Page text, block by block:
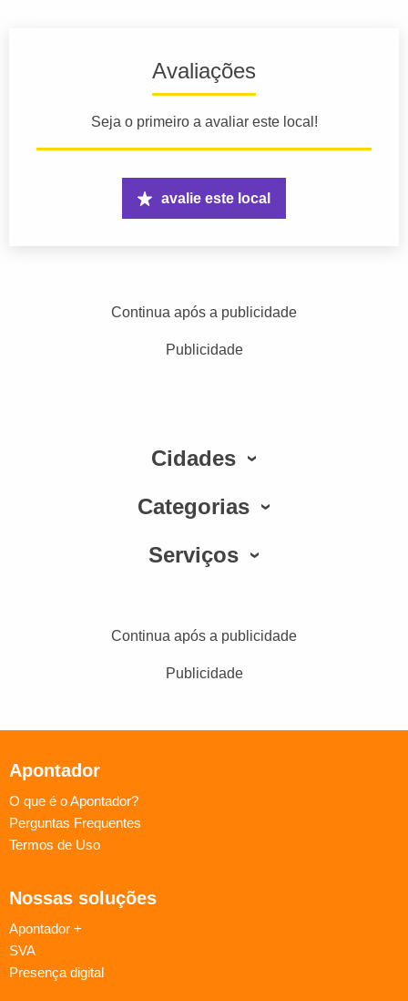
Avaliações
Seja o primeiro a avaliar este local!
avalie este local
Continua após a publicidade
Publicidade
Cidades
Categorias
Serviços
Continua após a publicidade
Publicidade
Apontador
O que é o Apontador?
Perguntas Frequentes
Termos de Uso
Nossas soluções
Apontador +
SVA
Presença digital